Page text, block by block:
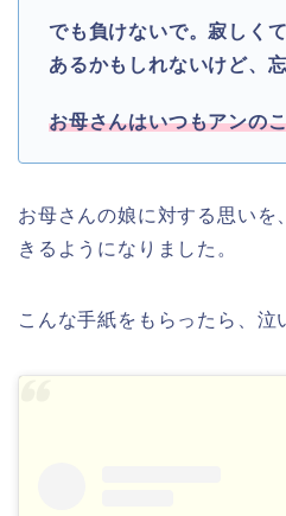
でも負けないで。寂しく
あるかもしれないけど、
お母さんはいつもアンの
お母さんの娘に対する思いを
きるようになりました。
こんな手紙をもらったら、泣